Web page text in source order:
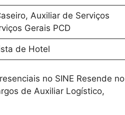
Auxiliar de Serviços
Gerais PCD
de Hotel
no SINE Resende no
de Auxiliar Logístico,